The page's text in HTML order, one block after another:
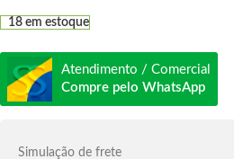
18 em estoque
Atendimento / Comercial
Compre pelo WhatsApp
Simulação de frete